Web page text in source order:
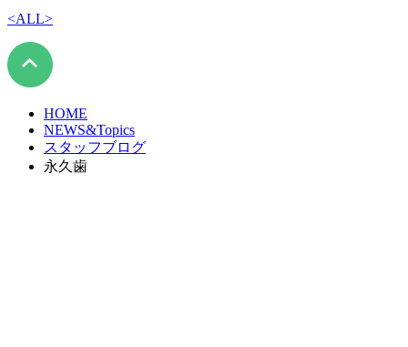
<ALL>
HOME
NEWS&Topics
スタッフブログ
永久歯